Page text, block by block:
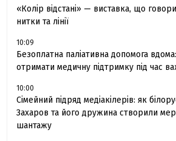
«Колір відстані» — виставка, що
нитки та лінії
10:09
Безоплатна паліативна допомога
отримати медичну підтримку під час
10:00
Сімейний підряд медіакілерів: як
Захаров та його дружина створили
шантажу